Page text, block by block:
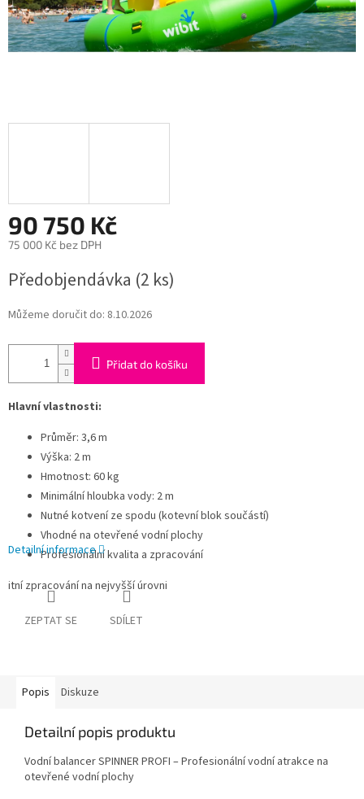
90 750 Kč
75 000 Kč bez DPH
cena:
Předobjendávka (2 ks)
Můžeme doručit do: 8.10.2026
Přidat do košíku
Hlavní vlastnosti:
Průměr: 3,6 m
Výška: 2 m
Hmotnost: 60 kg
Minimální hloubka vody: 2 m
Nutné kotvení ze spodu (kotevní blok součástí)
Vhodné na otevřené vodní plochy
Profesionální kvalita a zpracování
itní zpracování na nejvyšší úrovni
Detailní informace
ZEPTAT SE SDÍLET
Popis Diskuze
Detailní popis produktu
Vodní balancer SPINNER PROFI – Profesionální vodní atrakce na
otevřené vodní plochy